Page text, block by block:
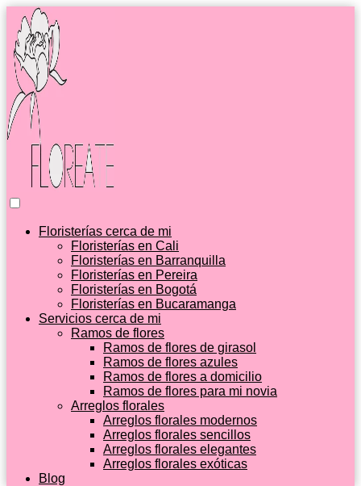
Floristerías cerca de mi
Floristerías en Cali
Floristerías en Barranquilla
Floristerías en Pereira
Floristerías en Bogotá
Floristerías en Bucaramanga
Servicios cerca de mi
Ramos de flores
Ramos de flores de girasol
Ramos de flores azules
Ramos de flores a domicilio
Ramos de flores para mi novia
Arreglos florales
Arreglos florales modernos
Arreglos florales sencillos
Arreglos florales elegantes
Arreglos florales exóticas
Blog